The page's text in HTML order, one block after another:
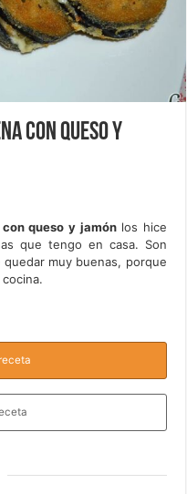
con queso y
queso y jamónlos hice
que tengo en casa. Son
muy buenas, porque